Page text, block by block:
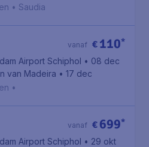
International Airport
• Saudia
€ 110*
vanaf
Airport Schiphol • 08 dec
van Madeira • 17 dec
•
€ 699*
vanaf
Airport Schiphol • 29 okt